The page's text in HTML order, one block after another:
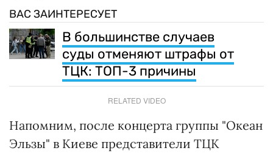
ВАС ЗАИНТЕРЕСУЕТ
В большинстве случаев
суды отменяют штрафы от
ТЦК: ТОП-3 причины
RELATED VIDEO
Напомним, после концерта группы "Океан
Эльзы" в Киеве представители ТЦК